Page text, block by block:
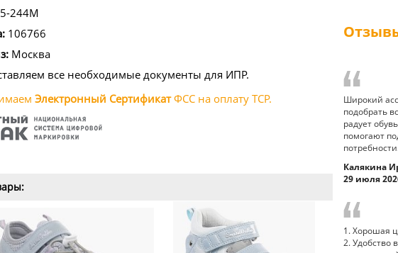
244M
106766
Москва
все необходимые документы для ИПР.
Электронный СертификатФСС на оплату ТСР.
Широкий
подобрать
радует
помогают
Калякина
29 июля
1. Хорошая
2. Удобство